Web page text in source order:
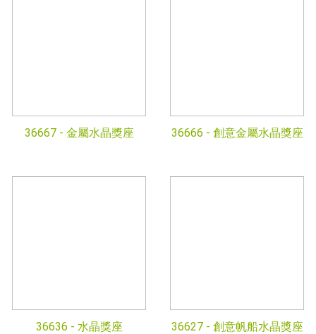
36667 - 金屬水晶獎座 36666 - 創意金屬水晶獎座
36636 - 水晶獎座 36627 - 創意帆船水晶獎座